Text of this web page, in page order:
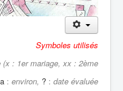
Symboles utilisés
(x : 1er mariage, xx : 2ème
: environ, ? : date évaluée